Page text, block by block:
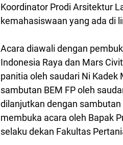
Koordinator Prodi Arsitektur
kemahasiswaan yang ada di
Acara diawali dengan
Indonesia Raya dan Mars
panitia oleh saudari Ni Kadek
sambutan BEM FP oleh
dilanjutkan dengan
membuka acara oleh Bapak
selaku dekan Fakultas